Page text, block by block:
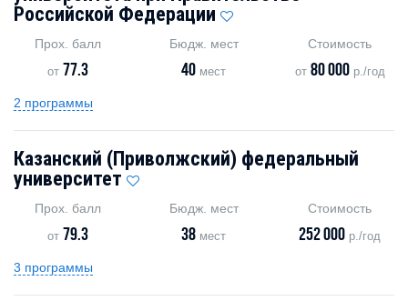
Российской Федерации
Прох. балл
от 77.3
Бюдж. мест
40 мест
Стоимость
от 80 000р./год
2 программы
Казанский (Приволжский) федеральный
университет
Прох. балл
от 79.3
Бюдж. мест
38 мест
Стоимость
252 000 р./год
3 программы